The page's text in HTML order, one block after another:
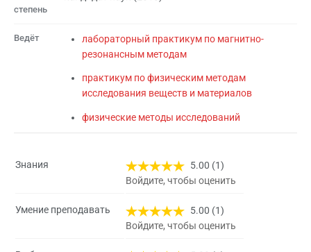
степень
Ведёт
лабораторный практикум по магнитно-
резонансным методам
практикум по физическим методам
исследования веществ и материалов
физические методы исследований
Знания
5.00 (1)
Войдите, чтобы оценить
Умение преподавать
5.00 (1)
Войдите, чтобы оценить